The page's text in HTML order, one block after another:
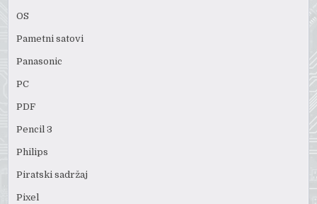
OS
Pametni satovi
Panasonic
PC
PDF
Pencil 3
Philips
Piratski sadržaj
Pixel